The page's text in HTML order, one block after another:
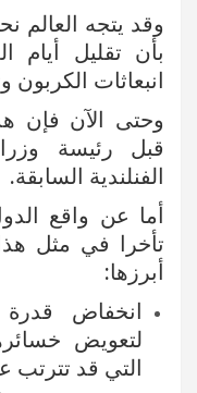
وقد يتجه العالم
بأن تقليل
انبعاثات الكربون
وحتى الآن فإن
قبل رئيسة
الفنلندية السابقة.
أما عن واقع
تأخرا في مثل
أبرزها:
انخفاض
لتعويض
التي قد تترتب